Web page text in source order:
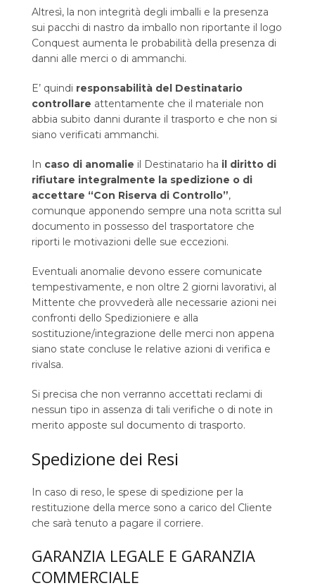
Altresì, la non integrità degli imballi e la presenza
sui pacchi di nastro da imballo non riportante il logo
Conquest aumenta le probabilità della presenza di
danni alle merci o di ammanchi.
E’ quindi responsabilità del Destinatario
controllare attentamente che il materiale non
abbia subito danni durante il trasporto e che non si
siano verificati ammanchi.
In caso di anomalie il Destinatario ha il diritto di
rifiutare integralmente la spedizione o di
accettare “Con Riserva di Controllo”,
comunque apponendo sempre una nota scritta sul
documento in possesso del trasportatore che
riporti le motivazioni delle sue eccezioni.
Eventuali anomalie devono essere comunicate
tempestivamente, e non oltre 2 giorni lavorativi, al
Mittente che provvederà alle necessarie azioni nei
confronti dello Spedizioniere e alla
sostituzione/integrazione delle merci non appena
siano state concluse le relative azioni di verifica e
rivalsa.
Si precisa che non verranno accettati reclami di
nessun tipo in assenza di tali verifiche o di note in
merito apposte sul documento di trasporto.
Spedizione dei Resi
In caso di reso, le spese di spedizione per la
restituzione della merce sono a carico del Cliente
che sarà tenuto a pagare il corriere.
GARANZIA LEGALE E GARANZIA
COMMERCIALE